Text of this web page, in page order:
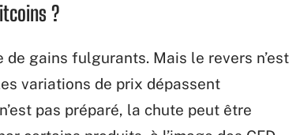
?
de gains fulgurants. Mais le revers n’est
variations de prix dépassent
pas préparé, la chute peut être